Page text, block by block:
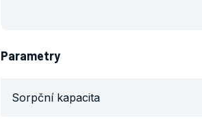
Parametry
Sorpční kapacita